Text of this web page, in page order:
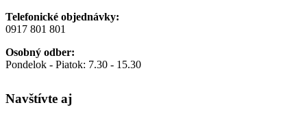
Telefonické objednávky:
0917 801 801
Osobný odber:
Pondelok - Piatok: 7.30 - 15.30
Navštívte aj